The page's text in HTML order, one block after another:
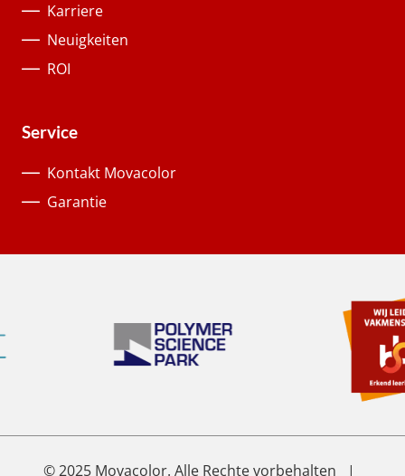
Karriere
Neuigkeiten
ROI
Service
Kontakt Movacolor
Garantie
© 2025 Movacolor. Alle Rechte vorbehalten |